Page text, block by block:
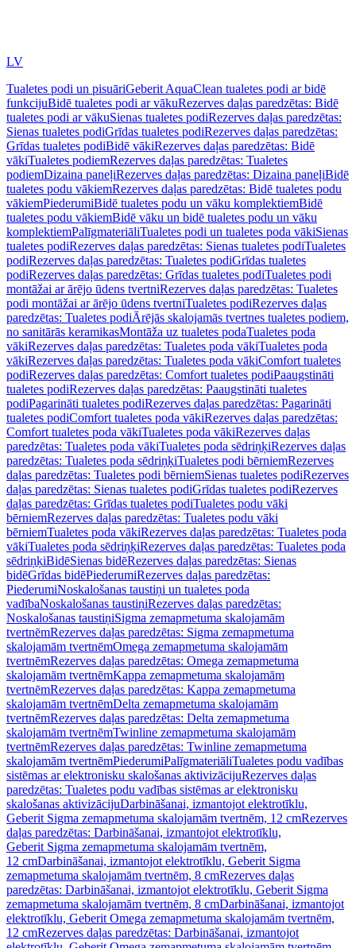
LV
Tualetes podi un pisuāriGeberit AquaClean tualetes podi ar bidē
funkcijuBidē tualetes podi ar vākuRezerves daļas paredzētas: Bidē
tualetes podi ar vākuSienas tualetes podiRezerves daļas paredzētas:
Sienas tualetes podiGrīdas tualetes podiRezerves daļas paredzētas:
Grīdas tualetes podiBidē vākiRezerves daļas paredzētas: Bidē
vākiTualetes podiemRezerves daļas paredzētas: Tualetes
podiemDizaina paneļiRezerves daļas paredzētas: Dizaina paneļiBidē
tualetes podu vākiemRezerves daļas paredzētas: Bidē tualetes podu
vākiemPiederumiBidē tualetes podu un vāku komplektiemBidē
tualetes podu vākiemBidē vāku un bidē tualetes podu un vāku
komplektiemPalīgmateriāliTualetes podi un tualetes poda vākiSienas
tualetes podiRezerves daļas paredzētas: Sienas tualetes podiTualetes
podiRezerves daļas paredzētas: Tualetes podiGrīdas tualetes
podiRezerves daļas paredzētas: Grīdas tualetes podiTualetes podi
montāžai ar ārējo ūdens tvertniRezerves daļas paredzētas: Tualetes
podi montāžai ar ārējo ūdens tvertniTualetes podiRezerves daļas
paredzētas: Tualetes podiĀrējās skalojamās tvertnes tualetes podiem,
no sanitārās keramikasMontāža uz tualetes podaTualetes poda
vākiRezerves daļas paredzētas: Tualetes poda vākiTualetes poda
vākiRezerves daļas paredzētas: Tualetes poda vākiComfort tualetes
podiRezerves daļas paredzētas: Comfort tualetes podiPaaugstināti
tualetes podiRezerves daļas paredzētas: Paaugstināti tualetes
podiPagarināti tualetes podiRezerves daļas paredzētas: Pagarināti
tualetes podiComfort tualetes poda vākiRezerves daļas paredzētas:
Comfort tualetes poda vākiTualetes poda vākiRezerves daļas
paredzētas: Tualetes poda vākiTualetes poda sēdriņķiRezerves daļas
paredzētas: Tualetes poda sēdriņķiTualetes podi bērniemRezerves
daļas paredzētas: Tualetes podi bērniemSienas tualetes podiRezerves
daļas paredzētas: Sienas tualetes podiGrīdas tualetes podiRezerves
daļas paredzētas: Grīdas tualetes podiTualetes podu vāki
bērniemRezerves daļas paredzētas: Tualetes podu vāki
bērniemTualetes poda vākiRezerves daļas paredzētas: Tualetes poda
vākiTualetes poda sēdriņķiRezerves daļas paredzētas: Tualetes poda
sēdriņķiBidēSienas bidēRezerves daļas paredzētas: Sienas
bidēGrīdas bidēPiederumiRezerves daļas paredzētas:
PiederumiNoskalošanas taustiņi un tualetes poda
vadībaNoskalošanas taustiņiRezerves daļas paredzētas:
Noskalošanas taustiņiSigma zemapmetuma skalojamām
tvertnēmRezerves daļas paredzētas: Sigma zemapmetuma
skalojamām tvertnēmOmega zemapmetuma skalojamām
tvertnēmRezerves daļas paredzētas: Omega zemapmetuma
skalojamām tvertnēmKappa zemapmetuma skalojamām
tvertnēmRezerves daļas paredzētas: Kappa zemapmetuma
skalojamām tvertnēmDelta zemapmetuma skalojamām
tvertnēmRezerves daļas paredzētas: Delta zemapmetuma
skalojamām tvertnēmTwinline zemapmetuma skalojamām
tvertnēmRezerves daļas paredzētas: Twinline zemapmetuma
skalojamām tvertnēmPiederumiPalīgmateriāliTualetes podu vadības
sistēmas ar elektronisku skalošanas aktivizācijuRezerves daļas
paredzētas: Tualetes podu vadības sistēmas ar elektronisku
skalošanas aktivizācijuDarbināšanai, izmantojot elektrotīklu,
Geberit Sigma zemapmetuma skalojamām tvertnēm, 12 cmRezerves
daļas paredzētas: Darbināšanai, izmantojot elektrotīklu,
Geberit Sigma zemapmetuma skalojamām tvertnēm,
12 cmDarbināšanai, izmantojot elektrotīklu, Geberit Sigma
zemapmetuma skalojamām tvertnēm, 8 cmRezerves daļas
paredzētas: Darbināšanai, izmantojot elektrotīklu, Geberit Sigma
zemapmetuma skalojamām tvertnēm, 8 cmDarbināšanai, izmantojot
elektrotīklu, Geberit Omega zemapmetuma skalojamām tvertnēm,
12 cmRezerves daļas paredzētas: Darbināšanai, izmantojot